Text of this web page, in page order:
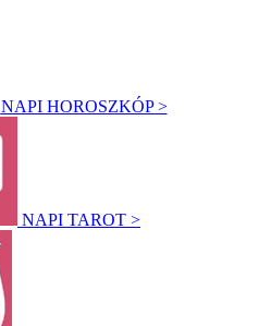
NAPI HOROSZKÓP >
NAPI TAROT >